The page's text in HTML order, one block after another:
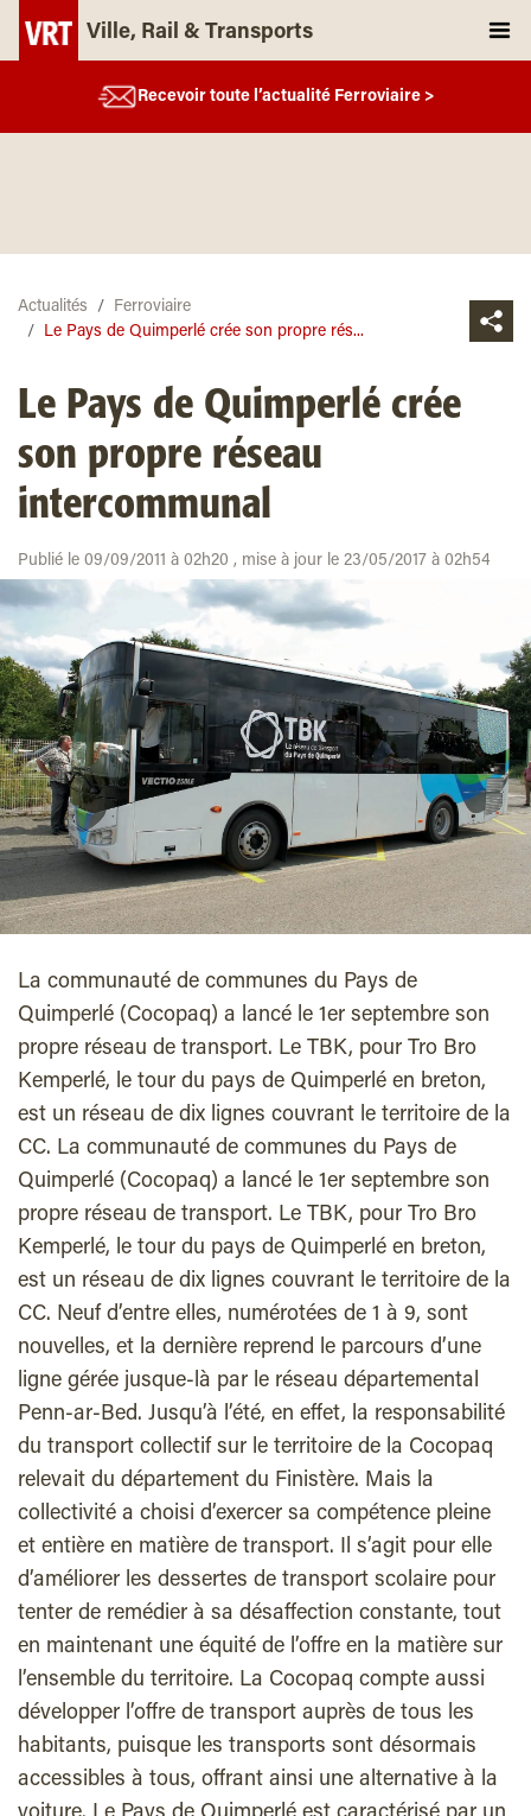
Ville, Rail & Transports
Recevoir toute l’actualité Ferroviaire >
Actualités
Ferroviaire
Le Pays de Quimperlé crée son propre rés...
Le Pays de Quimperlé crée
son propre réseau
intercommunal
Publié le 09/09/2011 à 02h20 , mise à jour le 23/05/2017 à 02h54
La communauté de communes du Pays de
Quimperlé (Cocopaq) a lancé le 1er septembre son
propre réseau de transport. Le TBK, pour Tro Bro
Kemperlé, le tour du pays de Quimperlé en breton,
est un réseau de dix lignes couvrant le territoire de la
CC. La communauté de communes du Pays de
Quimperlé (Cocopaq) a lancé le 1er septembre son
propre réseau de transport. Le TBK, pour Tro Bro
Kemperlé, le tour du pays de Quimperlé en breton,
est un réseau de dix lignes couvrant le territoire de la
CC. Neuf d’entre elles, numérotées de 1 à 9, sont
nouvelles, et la dernière reprend le parcours d’une
ligne gérée jusque-là par le réseau départemental
Penn-ar-Bed. Jusqu’à l’été, en effet, la responsabilité
du transport collectif sur le territoire de la Cocopaq
relevait du département du Finistère. Mais la
collectivité a choisi d’exercer sa compétence pleine
et entière en matière de transport. Il s’agit pour elle
d’améliorer les dessertes de transport scolaire pour
tenter de remédier à sa désaffection constante, tout
en maintenant une équité de l’offre en la matière sur
l’ensemble du territoire. La Cocopaq compte aussi
développer l’offre de transport auprès de tous les
habitants, puisque les transports sont désormais
accessibles à tous, offrant ainsi une alternative à la